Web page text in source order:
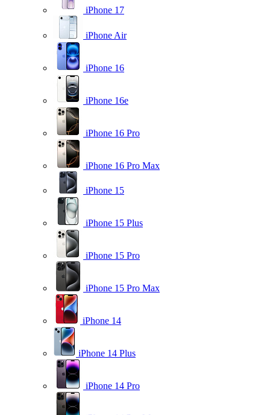
iPhone 17
iPhone Air
iPhone 16
iPhone 16e
iPhone 16 Pro
iPhone 16 Pro Max
iPhone 15
iPhone 15 Plus
iPhone 15 Pro
iPhone 15 Pro Max
iPhone 14
iPhone 14 Plus
iPhone 14 Pro